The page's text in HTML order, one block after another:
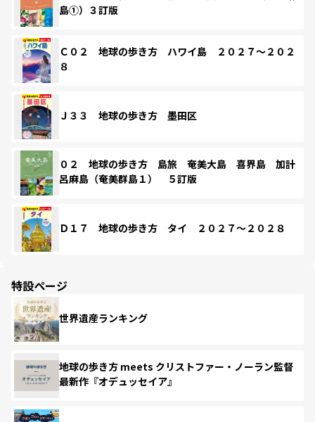
島①）３訂版
Ｃ０２ 地球の歩き方 ハワイ島 ２０２７～２０２
８
Ｊ３３ 地球の歩き方 墨田区
０２ 地球の歩き方 島旅 奄美大島 喜界島 加計
呂麻島（奄美群島１） ５訂版
Ｄ１７ 地球の歩き方 タイ ２０２７～２０２８
特設ページ
世界遺産ランキング
地球の歩き方 meets クリストファー・ノーラン監督
最新作『オデュッセイア』